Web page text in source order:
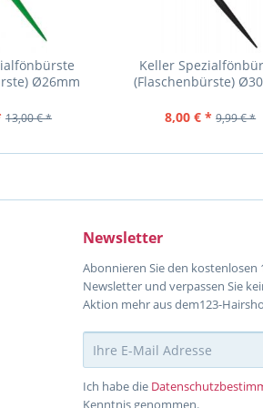
Ø26mm
13,00 € *
Keller
(Flaschenbürste)
8,00 € * 9,99 € *
Newsletter
Abonnieren Sie den kostenlosen
Newsletter und verpassen Sie
Aktion mehr aus dem123-
Ich habe die
Kenntnis genommen.